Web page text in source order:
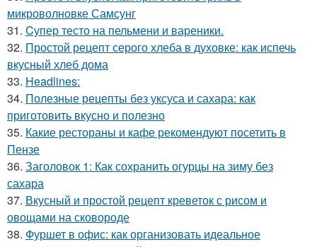
микроволновке Самсунг
31. Cупер тесто на пельмени и вареники.
32. Простой рецепт серого хлеба в духовке: как испечь
вкусный хлеб дома
33. Headlines:
34. Полезные рецепты без уксуса и сахара: как
приготовить вкусно и полезно
35. Какие рестораны и кафе рекомендуют посетить в
Пензе
36. Заголовок 1: Как сохранить огурцы на зиму без
сахара
37. Вкусный и простой рецепт креветок с рисом и
овощами на сковороде
38. Фуршет в офис: как организовать идеальное